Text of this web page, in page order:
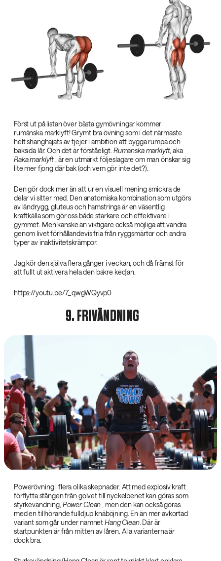
Först ut på listan över bästa gymövningar kommer
rumänska marklyft! Grymt bra övning som i det närmaste
helt shanghajats av tjejer i ambition att bygga rumpa och
baksida lår. Och det är förståeligt. Rumänska marklyf‌t, aka
Raka marklyft‌ , är en utmärkt följeslagare om man önskar sig
lite mer fjong där bak (och vem gör inte det?).
Den gör dock mer än att ur en visuell mening smickra de
delar vi sitter med. Den anatomiska kombination som utgörs
av ländrygg, gluteus och hamstrings är en väsentlig
kraftkälla som gör oss både starkare och effektivare i
gymmet. Men kanske än viktigare också möjliga att vandra
genom livet förhållandevis fria från ryggsmärtor och andra
typer av inaktivitetskrämpor.
Jag kör den själva flera gånger i veckan, och då främst för
att fullt ut aktivera hela den bakre kedjan.
https://youtu.be/7_qwgWQyvp0
9. FRIVÄNDNING
Powerövning i flera olika skepnader. Att med explosiv kraft
förflytta stången från golvet till nyckelbenet kan göras som
styrkevändning, Power Clean‌ , men den kan också göras
med en tillhörande fulldjup knäböjning. En än mer avkortad
variant som går under namnetHang Clean. Där är
startpunkten är från mitten av låren. Alla varianterna är
dock bra.